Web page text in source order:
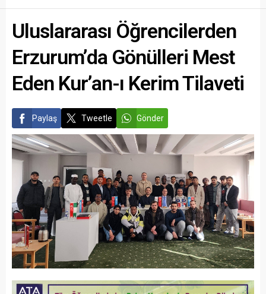
Uluslararası Öğrencilerden
Erzurum’da Gönülleri Mest
Eden Kur’an-ı Kerim Tilaveti
Paylaş Tweetle Gönder